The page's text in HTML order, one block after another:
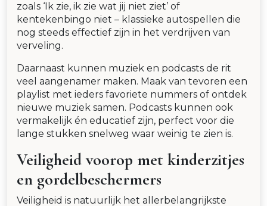
zoals ‘Ik zie, ik zie wat jij niet ziet’ of
kentekenbingo niet – klassieke autospellen die
nog steeds effectief zijn in het verdrijven van
verveling.
Daarnaast kunnen muziek en podcasts de rit
veel aangenamer maken. Maak van tevoren een
playlist met ieders favoriete nummers of ontdek
nieuwe muziek samen. Podcasts kunnen ook
vermakelijk én educatief zijn, perfect voor die
lange stukken snelweg waar weinig te zien is.
Veiligheid voorop met kinderzitjes
en gordelbeschermers
Veiligheid is natuurlijk het allerbelangrijkste